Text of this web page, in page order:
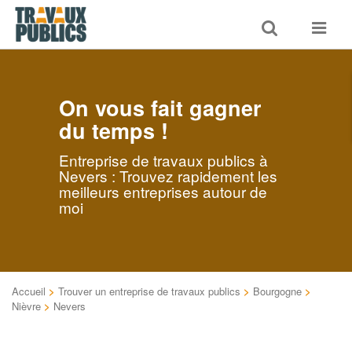
Toggle
search
Toggle
On vous fait gagner
du temps !
Entreprise de travaux publics à
Nevers : Trouvez rapidement les
meilleurs entreprises autour de
moi
Accueil > Trouver un entreprise de travaux publics > Bourgogne >
Nièvre > Nevers